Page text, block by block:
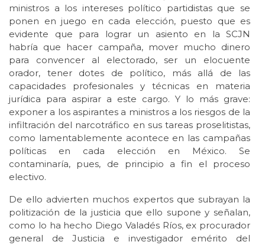
ministros a los intereses político partidistas que se
ponen en juego en cada elección, puesto que es
evidente que para lograr un asiento en la SCJN
habría que hacer campaña, mover mucho dinero
para convencer al electorado, ser un elocuente
orador, tener dotes de político, más allá de las
capacidades profesionales y técnicas en materia
jurídica para aspirar a este cargo. Y lo más grave:
exponer a los aspirantes a ministros a los riesgos de la
infiltración del narcotráfico en sus tareas proselitistas,
como lamentablemente acontece en las campañas
políticas en cada elección en México. Se
contaminaría, pues, de principio a fin el proceso
electivo.
De ello advierten muchos expertos que subrayan la
politización de la justicia que ello supone y señalan,
como lo ha hecho Diego Valadés Ríos, ex procurador
general de Justicia e investigador emérito del